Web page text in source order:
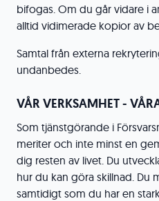
bifogas. Om du går vidare i
alltid vidimerade kopior av
Samtal från externa
undanbedes.
VÅR VERKSAMHET -
Som tjänstgörande i
meriter och inte minst en
dig resten av livet. Du
hur du kan göra skillnad. Du
samtidigt som du har en